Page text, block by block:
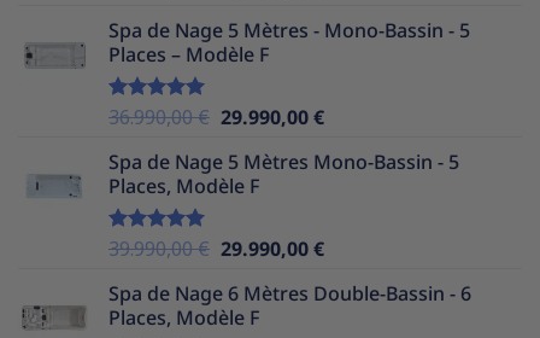
initial
était :
actuel
Spa de Nage 5 Mètres - Mono-Bassin - 5
Places – Modèle F
Note5.00
36.990,00€ Le
initial
était :
29.990,00€Le
actuel
Spa de Nage 5 Mètres Mono-Bassin - 5
Places, Modèle F
Note5.00
39.990,00€ Le
initial
était :
29.990,00€Le
actuel
Spa de Nage 6 Mètres Double-Bassin - 6
Places, Modèle F